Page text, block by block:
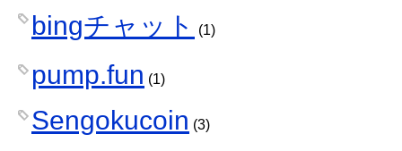
bingチャット (1)
pump.fun (1)
Sengokucoin (3)